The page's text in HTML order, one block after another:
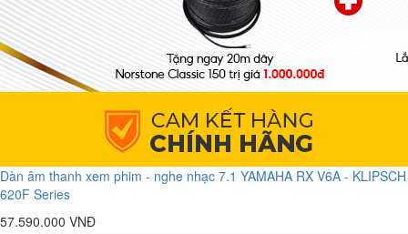
Dàn âm thanh xem phim - nghe nhạc 7.1 YAMAHA RX V6A - KLIPSCH
620F Series
57.590.000 VNĐ